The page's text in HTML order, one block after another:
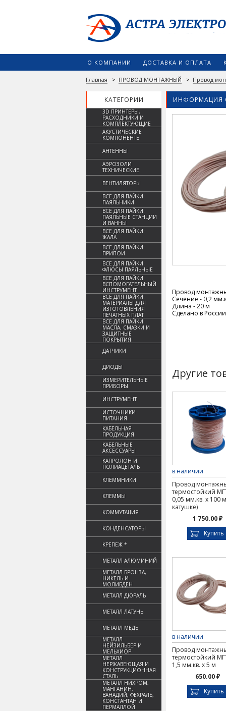
О КОМПАНИИ ДОСТАВКА И ОПЛАТА
Главная > ПРОВОД МОНТАЖНЫЙ > Провод
КАТЕГОРИИ ИНФОРМАЦИЯ
3D ПРИНТЕРЫ,
РАСХОДНИКИ И
КОМПЛЕКТУЮЩИЕ
АКУСТИЧЕСКИЕ
КОМПОНЕНТЫ
АНТЕННЫ
АЭРОЗОЛИ
ТЕХНИЧЕСКИЕ
ВЕНТИЛЯТОРЫ
ВСЕ ДЛЯ ПАЙКИ:
ПАЯЛЬНИКИ
ВСЕ ДЛЯ ПАЙКИ:
ПАЯЛЬНЫЕ СТАНЦИИ
И ВАННЫ
ВСЕ ДЛЯ ПАЙКИ:
ЖАЛА
ВСЕ ДЛЯ ПАЙКИ:
ПРИПОИ
ВСЕ ДЛЯ ПАЙКИ:
ФЛЮСЫ ПАЯЛЬНЫЕ
ВСЕ ДЛЯ ПАЙКИ:
ВСПОМОГАТЕЛЬНЫЙ
ИНСТРУМЕНТ
ВСЕ ДЛЯ ПАЙКИ:
МАТЕРИАЛЫ ДЛЯ
ИЗГОТОВЛЕНИЯ
ПЕЧАТНЫХ ПЛАТ
ВСЕ ДЛЯ ПАЙКИ:
МАСЛА, СМАЗКИ И
ЗАЩИТНЫЕ
ПОКРЫТИЯ
ДАТЧИКИ
ДИОДЫ
ИЗМЕРИТЕЛЬНЫЕ
ПРИБОРЫ
ИНСТРУМЕНТ
ИСТОЧНИКИ
ПИТАНИЯ
КАБЕЛЬНАЯ
ПРОДУКЦИЯ
КАБЕЛЬНЫЕ
АКСЕССУАРЫ
КАПРОЛОН И
ПОЛИАЦЕТАЛЬ
КЛЕММНИКИ
КЛЕММЫ
КОММУТАЦИЯ
КОНДЕНСАТОРЫ
КРЕПЕЖ *
МЕТАЛЛ АЛЮМИНИЙ
МЕТАЛЛ БРОНЗА,
НИКЕЛЬ И
МОЛИБДЕН
МЕТАЛЛ ДЮРАЛЬ
МЕТАЛЛ ЛАТУНЬ
МЕТАЛЛ МЕДЬ
МЕТАЛЛ
НЕЙЗИЛЬБЕР И
МЕЛЬХИОР
МЕТАЛЛ
НЕРЖАВЕЮЩАЯ И
КОНСТРУКЦИОННАЯ
СТАЛЬ
МЕТАЛЛ НИХРОМ,
МАНГАНИН,
ВАНАДИЙ, ФЕХРАЛЬ,
КОНСТАНТАН И
ПЕРМАЛЛОЙ
Провод
Сечение - 0,2
Длина - 20 м
Сделано в
Другие
в наличии
Провод
термостойкий
0,05 мм.кв. х 100
катушке)
1 750.00 ₽
Купить
в наличии
Провод
термостойкий
1,5 мм.кв. х 5 м
650.00 ₽
Купить